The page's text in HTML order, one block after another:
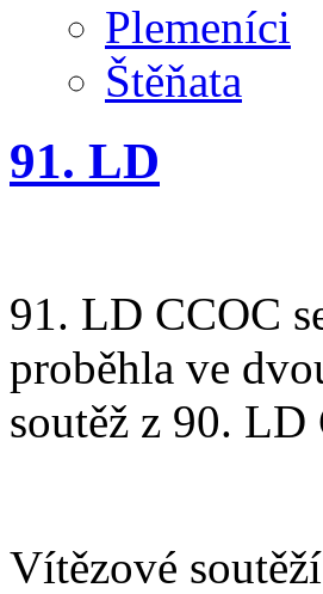
Plemeníci
Štěňata
91. LD
91. LD CCOC
proběhla ve
soutěž z 90. LD
Vítězové